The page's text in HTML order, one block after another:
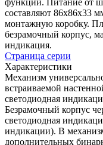
составляют 86x86x33
монтажную коробку.
безрамочный корпус,
индикация.
Страница серии
Характеристики
Механизм
встраиваемой
светодиодная
Безрамочный корпус
светодиодная
индикации). В
дополнительных